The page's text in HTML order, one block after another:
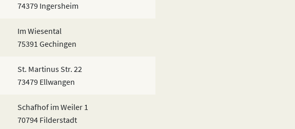
74379 Ingersheim
Im Wiesental
75391 Gechingen
St. Martinus Str. 22
73479 Ellwangen
Schafhof im Weiler 1
70794 Filderstadt